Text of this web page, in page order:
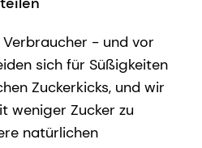
Verbraucher - und vor
sich für Süßigkeiten
Zuckerkicks, und wir
weniger Zucker zu
natürlichen